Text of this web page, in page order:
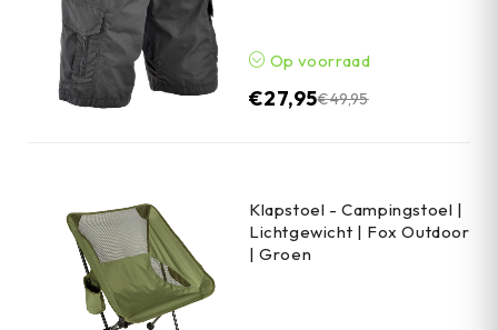
Op voorraad
€49,95
€27,95
Klapstoel - Campingstoel |
Lichtgewicht | Fox Outdoor
| Groen